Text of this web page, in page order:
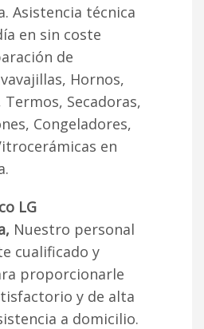
Asistencia técnica
en sin coste
de
Hornos,
Secadoras,
Congeladores,
en
LG
Nuestro personal
cualificado y
proporcionarle
y de alta
a domicilio.